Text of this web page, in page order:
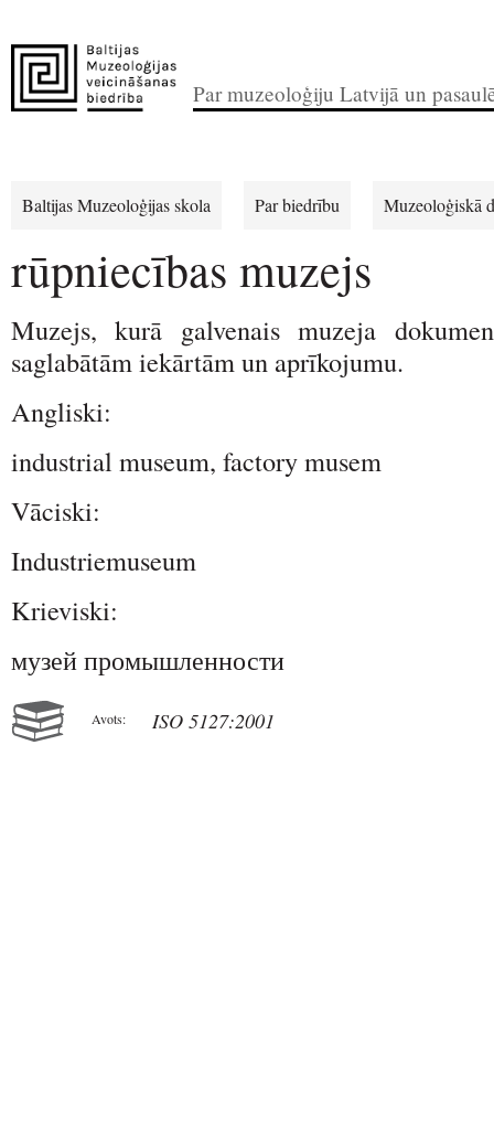
Par muzeoloģiju Latvijā un
Baltijas Muzeoloģijas skola Par biedrību Muzeoloģiskā
rūpniecības muzejs
Muzejs, kurā galvenais muzeja
saglabātām iekārtām un aprīkojumu.
Angliski:
industrial museum, factory musem
Vāciski:
Industriemuseum
Krieviski:
музей промышленности
Avots: ISO 5127:2001